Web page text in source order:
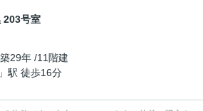
203号室
29年 /11階建
」駅 徒歩16分